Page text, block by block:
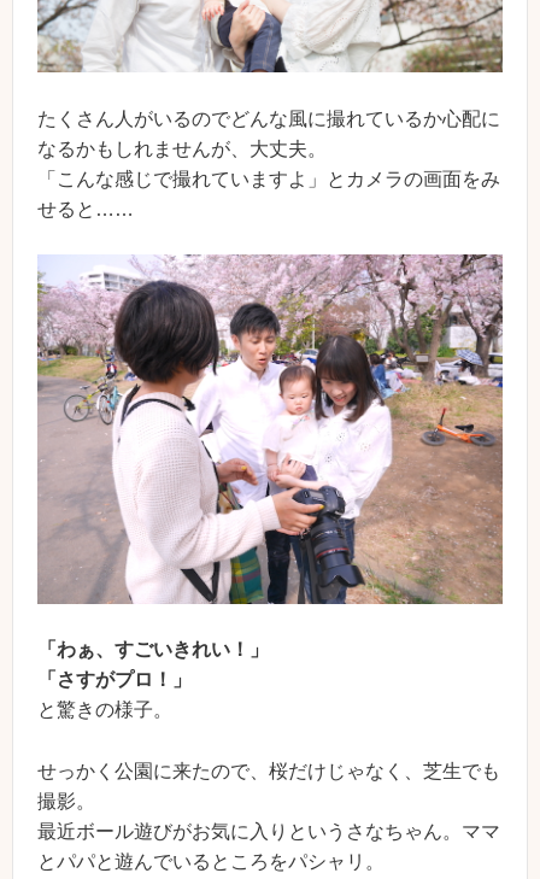
たくさん人がいるのでどんな風に撮れているか心配に
なるかもしれませんが、大丈夫。
「こんな感じで撮れていますよ」とカメラの画面をみ
せると……
「わぁ、すごいきれい！」
「さすがプロ！」
と驚きの様子。
せっかく公園に来たので、桜だけじゃなく、芝生でも
撮影。
最近ボール遊びがお気に入りというさなちゃん。ママ
とパパと遊んでいるところをパシャリ。